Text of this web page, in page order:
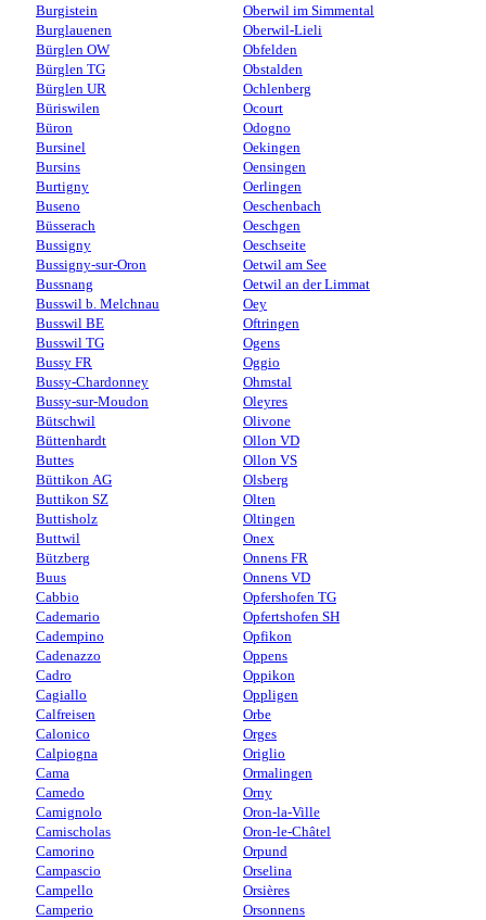
Burgistein
Burglauenen
Bürglen OW
Bürglen TG
Bürglen UR
Büriswilen
Büron
Bursinel
Bursins
Burtigny
Buseno
Büsserach
Bussigny
Bussigny-sur-Oron
Bussnang
Busswil b. Melchnau
Busswil BE
Busswil TG
Bussy FR
Bussy-Chardonney
Bussy-sur-Moudon
Bütschwil
Büttenhardt
Buttes
Büttikon AG
Buttikon SZ
Buttisholz
Buttwil
Bützberg
Buus
Cabbio
Cademario
Cadempino
Cadenazzo
Cadro
Cagiallo
Calfreisen
Calonico
Calpiogna
Cama
Camedo
Camignolo
Camischolas
Camorino
Campascio
Campello
Camperio
Oberwil im Simmental
Oberwil-Lieli
Obfelden
Obstalden
Ochlenberg
Ocourt
Odogno
Oekingen
Oensingen
Oerlingen
Oeschenbach
Oeschgen
Oeschseite
Oetwil am See
Oetwil an der Limmat
Oey
Oftringen
Ogens
Oggio
Ohmstal
Oleyres
Olivone
Ollon VD
Ollon VS
Olsberg
Olten
Oltingen
Onex
Onnens FR
Onnens VD
Opfershofen TG
Opfertshofen SH
Opfikon
Oppens
Oppikon
Oppligen
Orbe
Orges
Origlio
Ormalingen
Orny
Oron-la-Ville
Oron-le-Châtel
Orpund
Orselina
Orsières
Orsonnens